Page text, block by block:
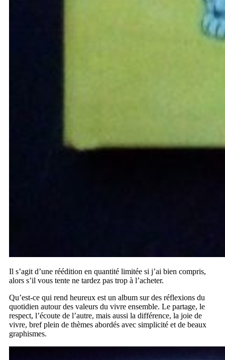
Il s’agit d’une réédition en quantité limitée si j’ai bien compris,
alors s’il vous tente ne tardez pas trop à l’acheter.
Qu’est-ce qui rend heureux est un album sur des réflexions du
quotidien autour des valeurs du vivre ensemble. Le partage, le
respect, l’écoute de l’autre, mais aussi la différence, la joie de
vivre, bref plein de thèmes abordés avec simplicité et de beaux
graphismes.